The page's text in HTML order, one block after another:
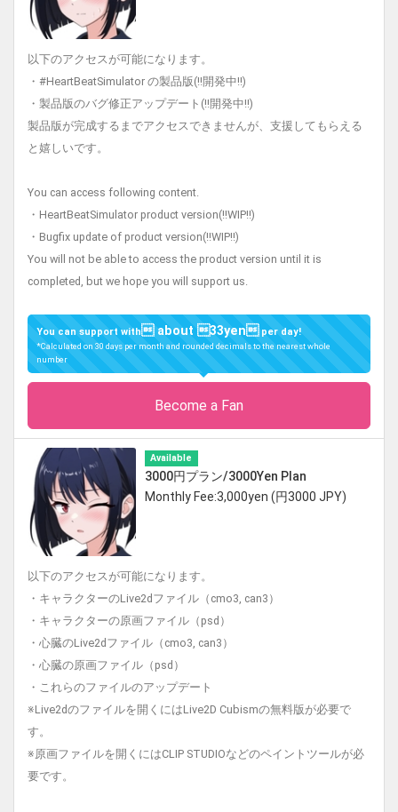
以下のアクセスが可能になります。
・#HeartBeatSimulator の製品版(!!開発中!!)
・製品版のバグ修正アップデート(!!開発中!!)
製品版が完成するまでアクセスできませんが、支援してもらえる
と嬉しいです。
You can access following content.
・HeartBeatSimulator product version(!!WIP!!)
・Bugfix update of product version(!!WIP!!)
You will not be able to access the product version until it is
completed, but we hope you will support us.
You can support with about 33yenper day!
*Calculated on 30 days per month and rounded decimals to the nearest whole
number
Become a Fan
Available
3000円プラン/3000Yen Plan
Monthly Fee:3,000yen (円3000 JPY)
以下のアクセスが可能になります。
・キャラクターのLive2dファイル（cmo3, can3）
・キャラクターの原画ファイル（psd）
・心臓のLive2dファイル（cmo3, can3）
・心臓の原画ファイル（psd）
・これらのファイルのアップデート
※Live2dのファイルを開くにはLive2D Cubismの無料版が必要で
す。
※原画ファイルを開くにはCLIP STUDIOなどのペイントツールが必
要です。